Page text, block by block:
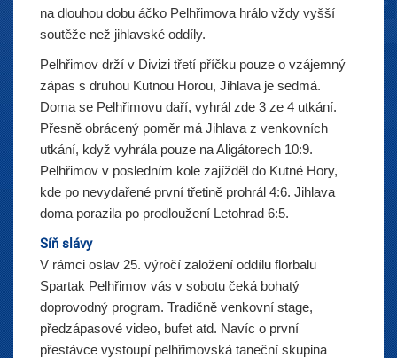
na dlouhou dobu áčko Pelhřimova hrálo vždy vyšší
soutěže než jihlavské oddíly.
Pelhřimov drží v Divizi třetí příčku pouze o vzájemný
zápas s druhou Kutnou Horou, Jihlava je sedmá.
Doma se Pelhřimovu daří, vyhrál zde 3 ze 4 utkání.
Přesně obrácený poměr má Jihlava z venkovních
utkání, když vyhrála pouze na Aligátorech 10:9.
Pelhřimov v posledním kole zajížděl do Kutné Hory,
kde po nevydařené první třetině prohrál 4:6. Jihlava
doma porazila po prodloužení Letohrad 6:5.
Síň slávy
V rámci oslav 25. výročí založení oddílu florbalu
Spartak Pelhřimov vás v sobotu čeká bohatý
doprovodný program. Tradičně venkovní stage,
předzápasové video, bufet atd. Navíc o první
přestávce vystoupí pelhřimovská taneční skupina